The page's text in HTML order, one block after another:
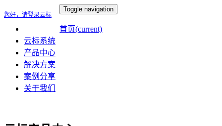
Toggle navigation
您好，请登录云标
首页(current)
云标系统
产品中心
解决方案
案例分享
关于我们